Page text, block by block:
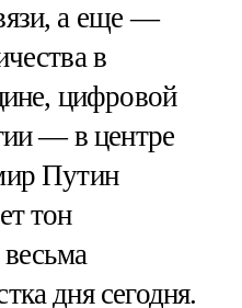
а еще —
в
цифровой
— в центре
Путин
тон
дня сегодня.